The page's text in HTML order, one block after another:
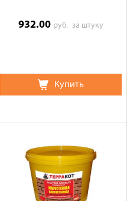
932.00 руб. за штуку
Купить